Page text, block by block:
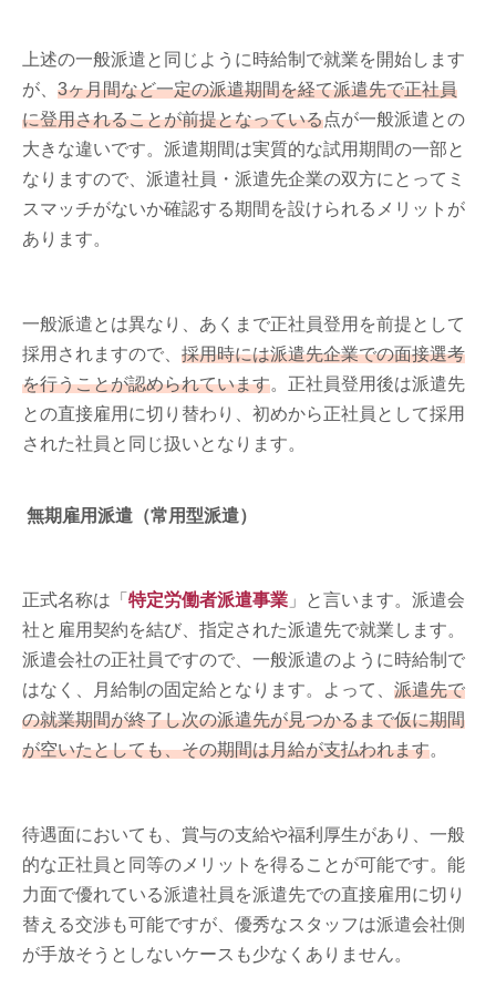
上述の一般派遣と同じように時給制で就業を開始します
が、 3ヶ月間など一定の派遣期間を経て派遣先で正社員
に登用されることが前提となっている点が一般派遣との
大きな違いです。派遣期間は実質的な試用期間の一部と
なりますので、派遣社員・派遣先企業の双方にとってミ
スマッチがないか確認する期間を設けられるメリットが
あります。
一般派遣とは異なり、あくまで正社員登用を前提として
採用されますので、 採用時には派遣先企業での面接選考
を行うことが認められています。正社員登用後は派遣先
との直接雇用に切り替わり、初めから正社員として採用
された社員と同じ扱いとなります。
無期雇用派遣（常用型派遣）
正式名称は「 特定労働者派遣事業 」と言います。派遣会
社と雇用契約を結び、指定された派遣先で就業します。
派遣会社の正社員ですので、一般派遣のように時給制で
はなく、月給制の固定給となります。よって、 派遣先で
の就業期間が終了し次の派遣先が見つかるまで仮に期間
が空いたとしても、その期間は月給が支払われます。
待遇面においても、賞与の支給や福利厚生があり、一般
的な正社員と同等のメリットを得ることが可能です。能
力面で優れている派遣社員を派遣先での直接雇用に切り
替える交渉も可能ですが、優秀なスタッフは派遣会社側
が手放そうとしないケースも少なくありません。